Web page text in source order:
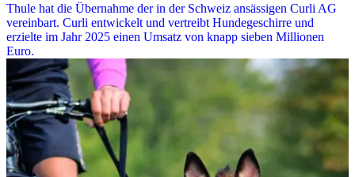
Thule hat die Übernahme der in der Schweiz ansässigen Curli AG
vereinbart. Curli entwickelt und vertreibt Hundegeschirre und
erzielte im Jahr 2025 einen Umsatz von knapp sieben Millionen
Euro.